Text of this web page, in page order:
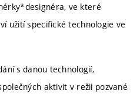
ve které
užití specifické technologie ve
s danou technologií,
aktivit v režii pozvané